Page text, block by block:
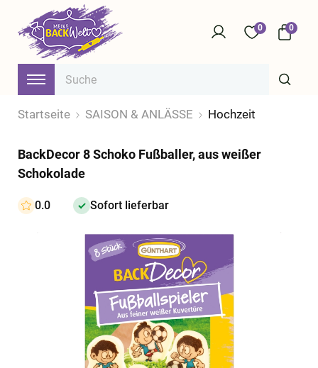
0 0
Startseite SAISON & ANLÄSSE Hochzeit
BackDecor 8 Schoko Fußballer, aus weißer
Schokolade
0.0 Sofort lieferbar